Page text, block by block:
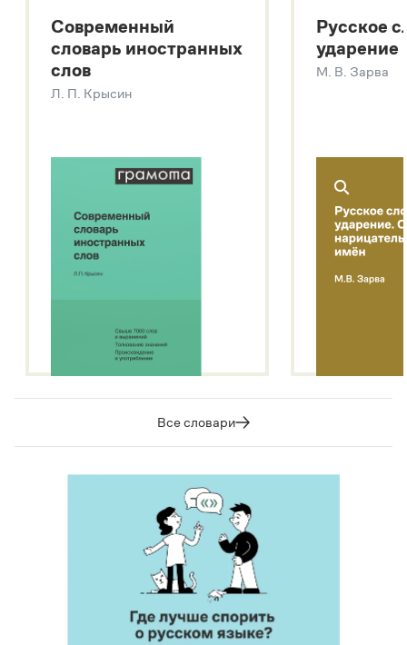
Большой толковый словарь русских глаголов
Современный словарь иностранных слов
Звук – технология синтеза платформы
SaluteSpeech
Современный
словарь иностранных
слов
Л. П. Крысин
Русское
ударение
М. В. Зарва
Все словари